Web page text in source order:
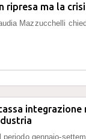
ripresa ma la
Mazzucchelli
gennaio-